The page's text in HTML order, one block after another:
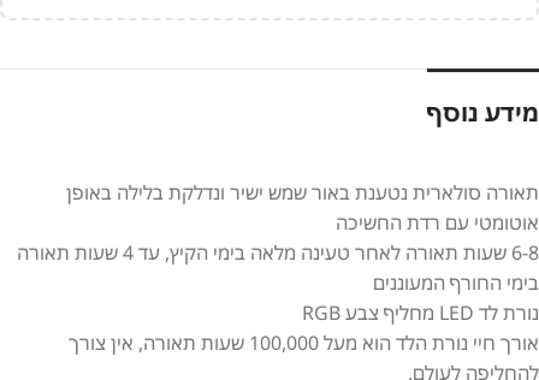
מידע נוסף
תאורה סולארית נטענת באור שמש ישיר ונדלקת בלילה באופן
אוטומטי עם רדת החשיכה
6-8 שעות תאורה לאחר טעינה מלאה בימי הקיץ, עד 4 שעות תאורה
בימי החורף המעוננים
נורת לד LED מחליף צבע RGB
אורך חיי נורת הלד הוא מעל 100,000 שעות תאורה, אין צורך
להחליפה לעולם.